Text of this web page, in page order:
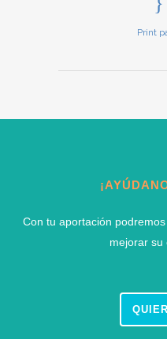
Print
Con tu aportación
mejorar su